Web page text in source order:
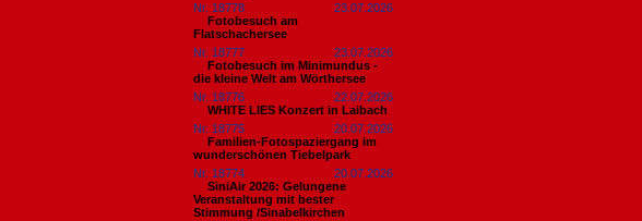
Nr. 18778
23.07.2026
Fotobesuch am
Flatschachersee
Nr. 18777
23.07.2026
Fotobesuch im Minimundus -
die kleine Welt am Wörthersee
Nr. 18776
22.07.2026
WHITE LIES Konzert in Laibach
Nr. 18775
20.07.2026
Familien-Fotospaziergang im
wunderschönen Tiebelpark
Nr. 18774
20.07.2026
SiniAir 2026: Gelungene
Veranstaltung mit bester
Stimmung /Sinabelkirchen